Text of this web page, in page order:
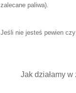
zalecane paliwa).
Jeśli nie jesteś pewien
Jak działamy